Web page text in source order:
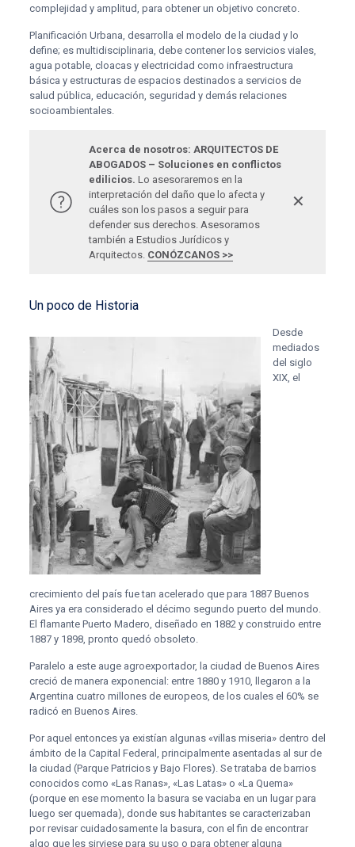
complejidad y amplitud, para obtener un objetivo concreto.
Planificación Urbana, desarrolla el modelo de la ciudad y lo
define; es multidisciplinaria, debe contener los servicios viales,
agua potable, cloacas y electricidad como infraestructura
básica y estructuras de espacios destinados a servicios de
salud pública, educación, seguridad y demás relaciones
socioambientales.
Acerca de nosotros: ARQUITECTOS DE
ABOGADOS – Soluciones en conflictos
edilicios. Lo asesoraremos en la
interpretación del daño que lo afecta y
cuáles son los pasos a seguir para
defender sus derechos. Asesoramos
también a Estudios Jurídicos y
Arquitectos. CONÓZCANOS >>
✕
Un poco de Historia
Desde
mediados
del siglo
XIX, el
crecimiento del país fue tan acelerado que para 1887 Buenos
Aires ya era considerado el décimo segundo puerto del mundo.
El flamante Puerto Madero, diseñado en 1882 y construido entre
1887 y 1898, pronto quedó obsoleto.
Paralelo a este auge agroexportador, la ciudad de Buenos Aires
creció de manera exponencial: entre 1880 y 1910, llegaron a la
Argentina cuatro millones de europeos, de los cuales el 60% se
radicó en Buenos Aires.
Por aquel entonces ya existían algunas «villas miseria» dentro del
ámbito de la Capital Federal, principalmente asentadas al sur de
la ciudad (Parque Patricios y Bajo Flores). Se trataba de barrios
conocidos como «Las Ranas», «Las Latas» o «La Quema»
(porque en ese momento la basura se vaciaba en un lugar para
luego ser quemada), donde sus habitantes se caracterizaban
por revisar cuidadosamente la basura, con el fin de encontrar
algo que les sirviese para su uso o para obtener alguna